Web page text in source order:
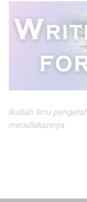
Ikatlah ilmu
menuliskannya